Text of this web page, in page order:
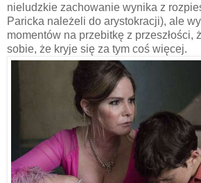
nieludzkie zachowanie wynika z
Paricka należeli do arystokracji), ale
momentów na przebitkę z przeszłości,
sobie, że kryje się za tym coś więcej.